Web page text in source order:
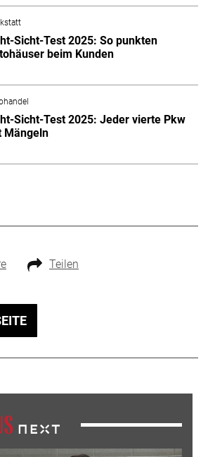
Sicht-Test 2025: So punkten
beim Kunden
Sicht-Test 2025: Jeder vierte Pkw
Mängeln
Teilen